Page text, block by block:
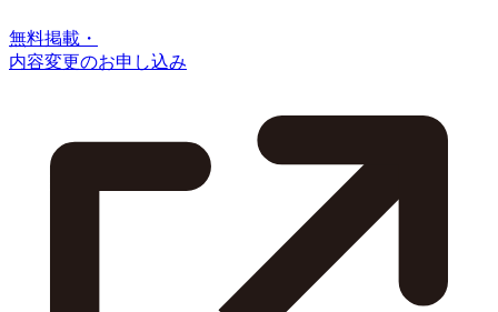
無料掲載・
内容変更のお申し込み